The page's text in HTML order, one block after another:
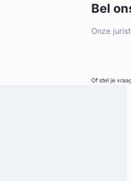
Bel
Onze
Of stel je